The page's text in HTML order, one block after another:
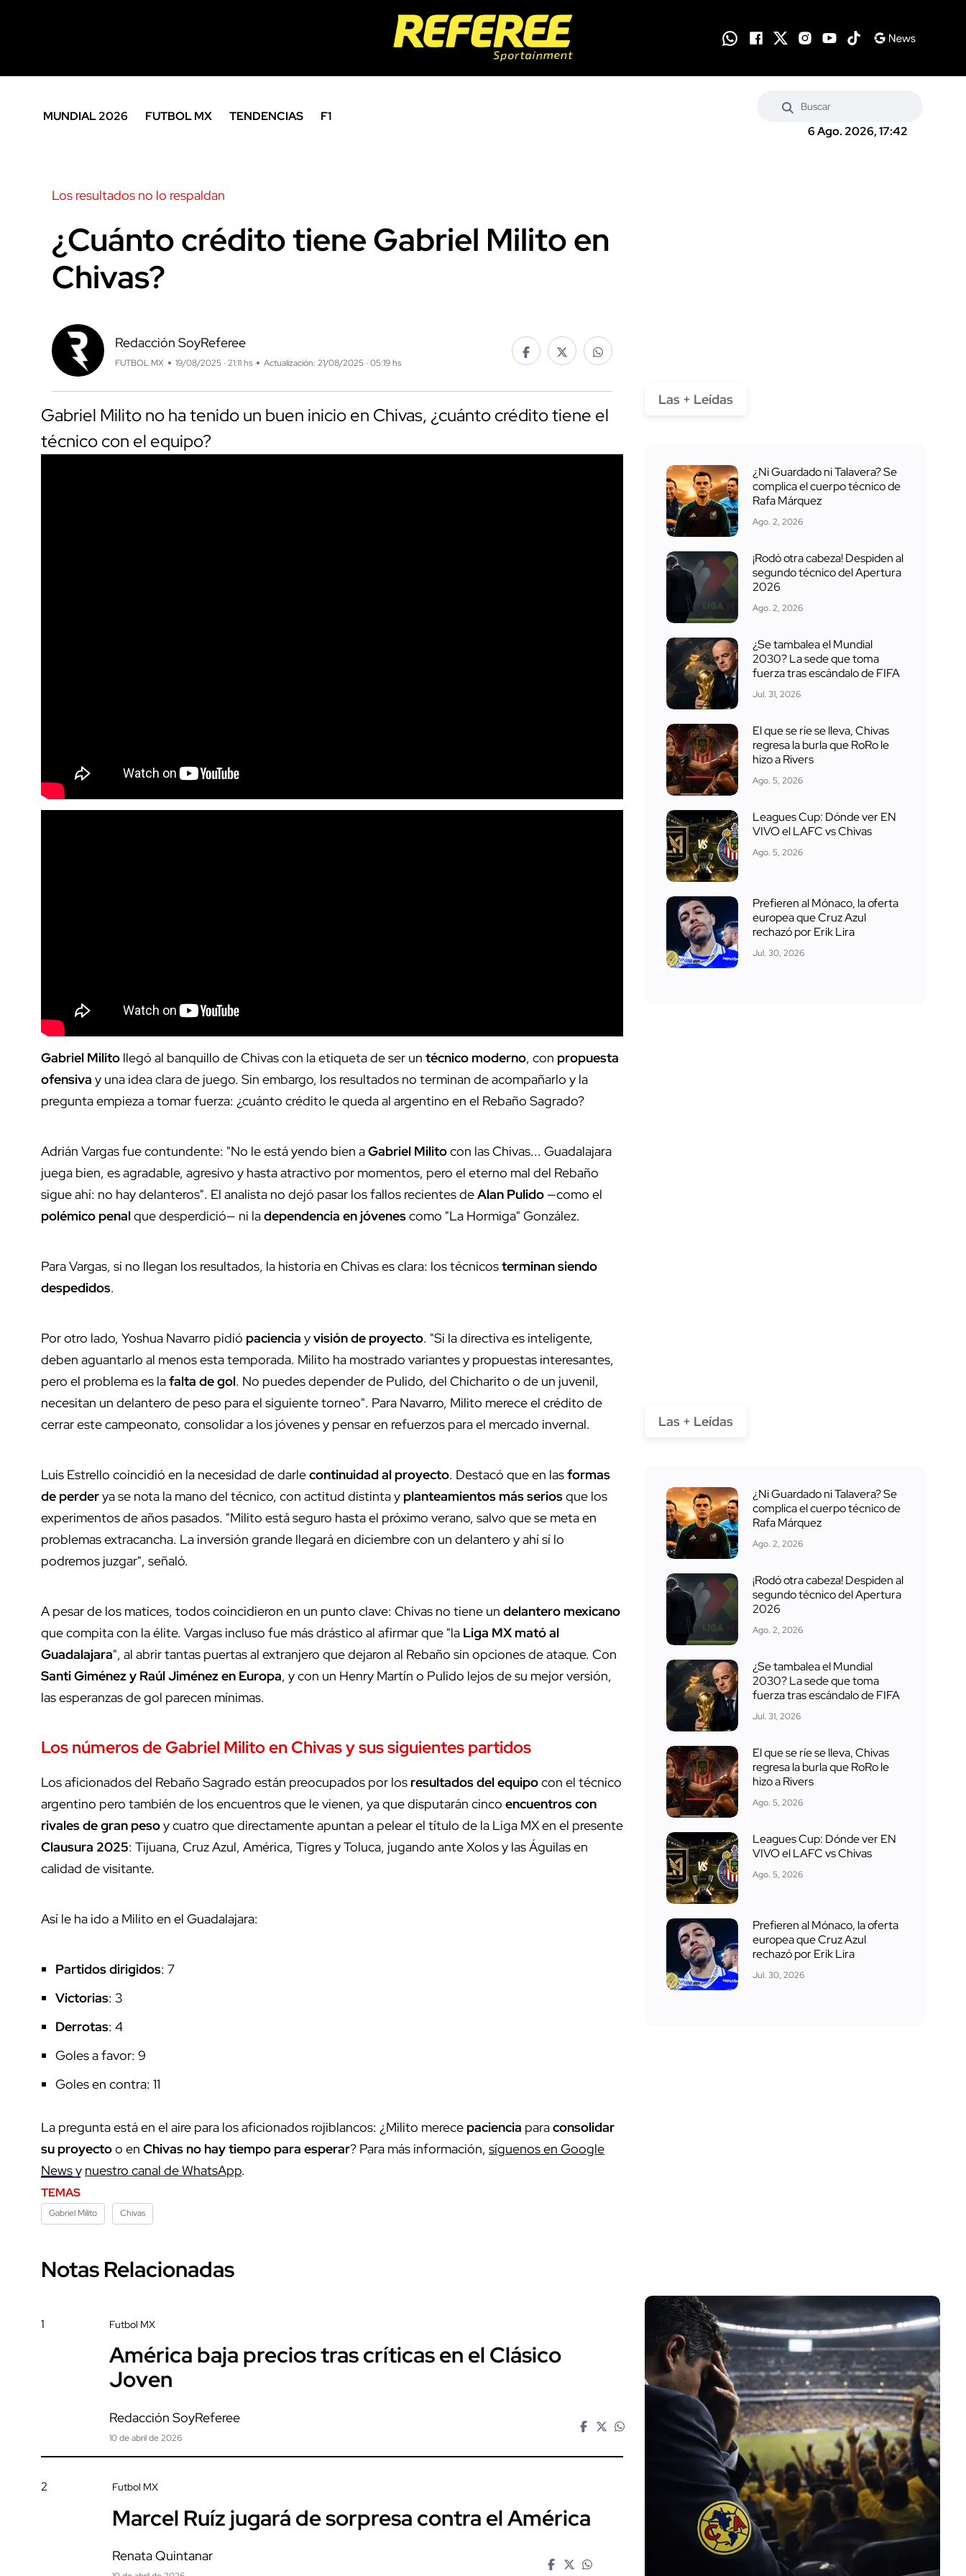
MUNDIAL 2026 FUTBOL MX TENDENCIAS
F1
6 Ago. 2026, 17:42
Los resultados no lo respaldan
¿Cuánto crédito tiene Gabriel Milito en
Chivas?
Redacción SoyReferee
FUTBOL MX 19/08/2025 · 21:11 hs Actualización: 21/08/2025 · 05:19 hs
Gabriel Milito no ha tenido un buen inicio en Chivas, ¿cuánto crédito tiene el
técnico con el equipo?
Gabriel Milito llegó al banquillo de Chivas con la etiqueta de ser un técnico moderno, con propuesta
ofensiva y una idea clara de juego. Sin embargo, los resultados no terminan de acompañarlo y la
pregunta empieza a tomar fuerza: ¿cuánto crédito le queda al argentino en el Rebaño Sagrado?
Adrián Vargas fue contundente: "No le está yendo bien aGabriel Militocon las Chivas... Guadalajara
juega bien, es agradable, agresivo y hasta atractivo por momentos, pero el eterno mal del Rebaño
sigue ahí: no hay delanteros". El analista no dejó pasar los fallos recientes deAlan Pulido —como el
polémico penalque desperdició— ni ladependencia en jóvenescomo "La Hormiga" González.
Para Vargas, si no llegan los resultados, la historia en Chivas es clara: los técnicosterminan siendo
despedidos.
Por otro lado, Yoshua Navarro pidió paciencia yvisión de proyecto. "Si la directiva es inteligente,
deben aguantarlo al menos esta temporada. Milito ha mostrado variantes y propuestas interesantes,
pero el problema es lafalta de gol. No puedes depender de Pulido, del Chicharito o de un juvenil,
necesitan un delantero de peso para el siguiente torneo". Para Navarro, Milito merece el crédito de
cerrar este campeonato, consolidar a los jóvenes y pensar en refuerzos para el mercado invernal.
Luis Estrello coincidió en la necesidad de darlecontinuidad al proyecto. Destacó que en lasformas
de perderya se nota la mano del técnico, con actitud distinta y planteamientos más seriosque los
experimentos de años pasados. "Milito está seguro hasta el próximo verano, salvo que se meta en
problemas extracancha. La inversión grande llegará en diciembre con un delantero y ahí sí lo
podremos juzgar", señaló.
A pesar de los matices, todos coincidieron en un punto clave: Chivas no tiene un delantero mexicano
que compita con la élite. Vargas incluso fue más drástico al afirmar que "la Liga MX mató al
Guadalajara", al abrir tantas puertas al extranjero que dejaron al Rebaño sin opciones de ataque. Con
Santi Giménez y Raúl Jiménez en Europa, y con un Henry Martín o Pulido lejos de su mejor versión,
las esperanzas de gol parecen mínimas.
Los números deGabriel Militoen Chivas y sus siguientes partidos
Los aficionados del Rebaño Sagrado están preocupados por los resultados del equipocon el técnico
argentino pero también de los encuentros que le vienen, ya que disputarán cinco encuentros con
rivales de gran pesoy cuatro que directamente apuntan a pelear el título de la Liga MX en el presente
Clausura 2025: Tijuana, Cruz Azul, América, Tigres y Toluca, jugando ante Xolos y las Águilas en
calidad de visitante.
Así le ha ido a Milito en el Guadalajara:
Partidos dirigidos: 7
Victorias: 3
Derrotas: 4
Goles a favor: 9
Goles en contra: 11
La pregunta está en el aire para los aficionados rojiblancos: ¿Milito merece paciencia paraconsolidar
su proyectoo en Chivas no hay tiempo para esperar? Para más información, síguenos en Google
Newsy nuestro canal de WhatsApp.
TEMAS
Gabriel Milito Chivas
Notas Relacionadas
1 Futbol MX
América baja precios tras críticas en el Clásico
Joven
Redacción SoyReferee
10 de abril de 2026
2 Futbol MX
Marcel Ruíz jugará de sorpresa contra el América
Renata Quintanar
Las + Leídas
¿Ni Guardado ni Talavera? Se
complica el cuerpo técnico de
Rafa Márquez
Ago. 2, 2026
¡Rodó otra cabeza! Despiden al
segundo técnico del Apertura
2026
Ago. 2, 2026
¿Se tambalea el Mundial
2030? La sede que toma
fuerza tras escándalo de FIFA
Jul. 31, 2026
El que se ríe se lleva, Chivas
regresa la burla que RoRo le
hizo a Rivers
Ago. 5, 2026
Leagues Cup: Dónde ver EN
VIVO el LAFC vs Chivas
Ago. 5, 2026
Prefieren al Mónaco, la oferta
europea que Cruz Azul
rechazó por Erik Lira
Jul. 30, 2026
Las + Leídas
¿Ni Guardado ni Talavera? Se
complica el cuerpo técnico de
Rafa Márquez
Ago. 2, 2026
¡Rodó otra cabeza! Despiden al
segundo técnico del Apertura
2026
Ago. 2, 2026
¿Se tambalea el Mundial
2030? La sede que toma
fuerza tras escándalo de FIFA
Jul. 31, 2026
El que se ríe se lleva, Chivas
regresa la burla que RoRo le
hizo a Rivers
Ago. 5, 2026
Leagues Cup: Dónde ver EN
VIVO el LAFC vs Chivas
Ago. 5, 2026
Prefieren al Mónaco, la oferta
europea que Cruz Azul
rechazó por Erik Lira
Jul. 30, 2026